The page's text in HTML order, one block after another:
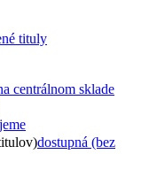
tituly
centrálnom sklade
dostupná (bez